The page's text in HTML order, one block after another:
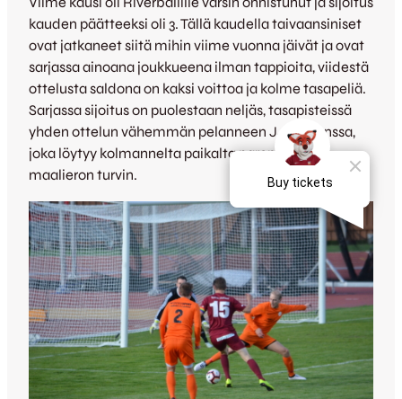
kauden päätteeksi oli 3. Tällä kaudella taivaansiniset
ovat jatkaneet siitä mihin viime vuonna jäivät ja ovat
sarjassa ainoana joukkueena ilman tappioita, viidestä
ottelusta saldona on kaksi voittoa ja kolme tasapeliä.
Sarjassa sijoitus on puolestaan neljäs, tasapisteissä
yhden ottelun vähemmän pelanneen JJK:n kanssa,
joka löytyy kolmannelta paikalta paremman
maalieron turvin.